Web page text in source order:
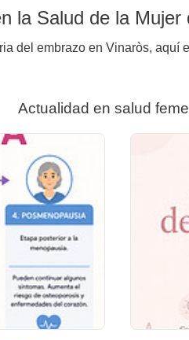
la Salud de la Mujer
del embrazo en Vinaròs,
Actualidad en salud